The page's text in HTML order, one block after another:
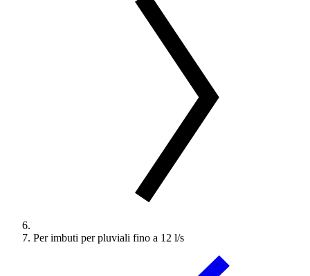
Per imbuti per pluviali fino a 12 l/s